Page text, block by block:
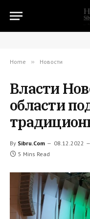
Home » Новости
Власти
области
By Sibru.Com 08.12.2022
5 Mins Read